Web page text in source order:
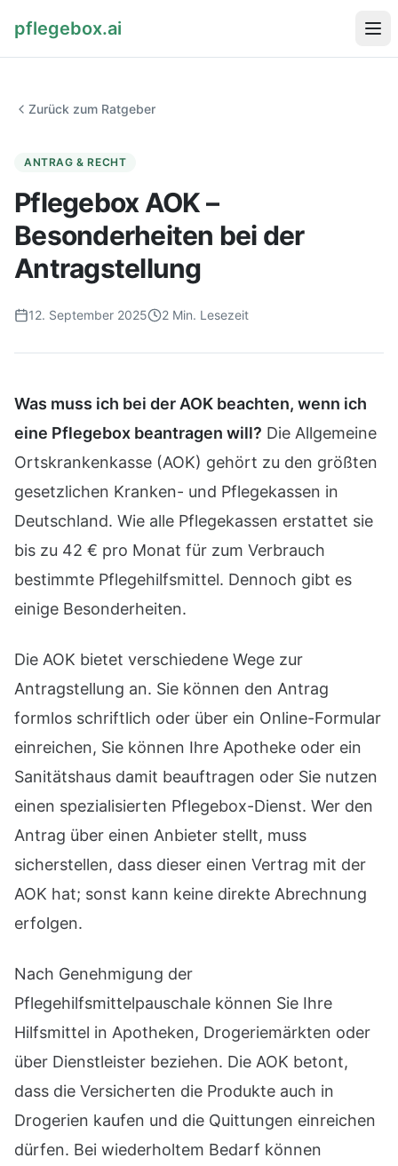
pflegebox.ai
Startseite
Pflegebox kostenlos bestellen
Zurück zum Ratgeber
ANTRAG & RECHT
Pflegebox AOK –
Besonderheiten bei der
Antragstellung
12. September 2025 2 Min. Lesezeit
Was muss ich bei der AOK beachten, wenn ich
eine Pflegebox beantragen will? Die Allgemeine
Ortskrankenkasse (AOK) gehört zu den größten
gesetzlichen Kranken- und Pflegekassen in
Deutschland. Wie alle Pflegekassen erstattet sie
bis zu 42 € pro Monat für zum Verbrauch
bestimmte Pflegehilfsmittel. Dennoch gibt es
einige Besonderheiten.
Die AOK bietet verschiedene Wege zur
Antragstellung an. Sie können den Antrag
formlos schriftlich oder über ein Online-Formular
einreichen, Sie können Ihre Apotheke oder ein
Sanitätshaus damit beauftragen oder Sie nutzen
einen spezialisierten Pflegebox-Dienst. Wer den
Antrag über einen Anbieter stellt, muss
sicherstellen, dass dieser einen Vertrag mit der
AOK hat; sonst kann keine direkte Abrechnung
erfolgen.
Nach Genehmigung der
Pflegehilfsmittelpauschale können Sie Ihre
Hilfsmittel in Apotheken, Drogeriemärkten oder
über Dienstleister beziehen. Die AOK betont,
dass die Versicherten die Produkte auch in
Drogerien kaufen und die Quittungen einreichen
dürfen. Bei wiederholtem Bedarf können